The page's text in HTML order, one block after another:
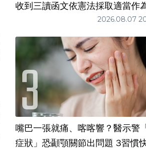
收到三讀函文依憲法採取適當作
2026.08.07
嘴巴一張就痛、喀喀響？醫示警
症狀」恐顳顎關節出問